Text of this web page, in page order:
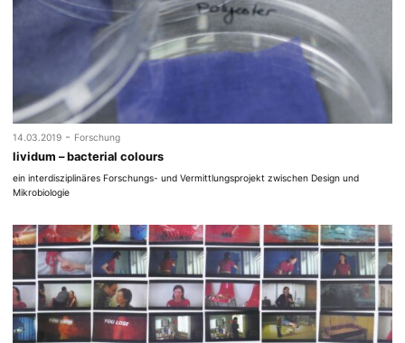
14.03.2019 - Forschung
lividum – bacterial colours
ein interdisziplinäres Forschungs- und Vermittlungsprojekt zwischen Design und
Mikrobiologie